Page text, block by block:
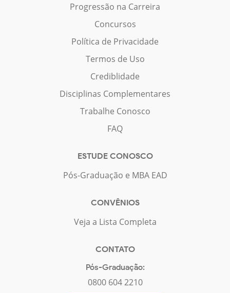
Progressão na Carreira
Concursos
Política de Privacidade
Termos de Uso
Crediblidade
Disciplinas Complementares
Trabalhe Conosco
FAQ
ESTUDE CONOSCO
Pós-Graduação e MBA EAD
CONVÊNIOS
Veja a Lista Completa
CONTATO
Pós-Graduação:
0800 604 2210